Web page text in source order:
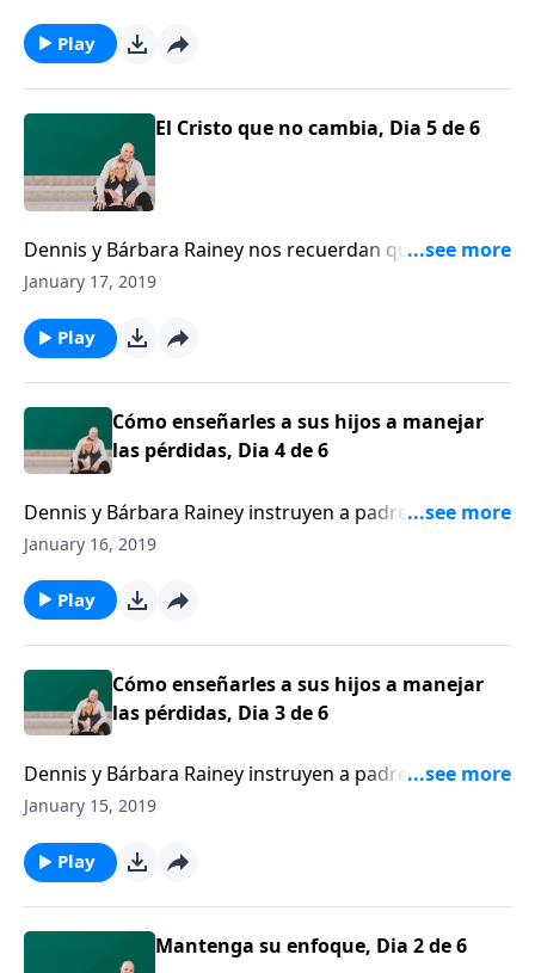
control.
Play
El Cristo que no cambia, Dia 5 de 6
Dennis y Bárbara Rainey nos recuerdan que Jesús es
nuestra estabilidad ayer, hoy y mañana. Podemos
control.
January 17, 2019
Play
Cómo enseñarles a sus hijos a manejar
las pérdidas, Dia 4 de 6
Dennis y Bárbara Rainey instruyen a padres y madres
cómo enseñarles a sus hijos a no estar ansiosos por
January 16, 2019
Play
Cómo enseñarles a sus hijos a manejar
las pérdidas, Dia 3 de 6
Dennis y Bárbara Rainey instruyen a padres y madres
cómo enseñarles a sus hijos a no estar ansiosos por
January 15, 2019
Play
Mantenga su enfoque, Dia 2 de 6